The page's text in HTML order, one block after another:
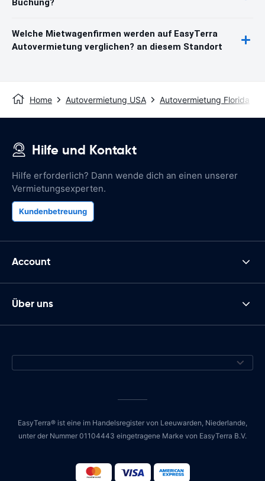
Buchung?
Welche Mietwagenfirmen werden auf EasyTerra
Autovermietung verglichen? an diesem Standort
Home Autovermietung USA Autovermietung Florida
Hilfe und Kontakt
Hilfe erforderlich? Dann wende dich an einen unserer
Vermietungsexperten.
Kundenbetreuung
Account
Über uns
EasyTerra® ist eine im Handelsregister von Leeuwarden, Niederlande,
unter der Nummer 01104443 eingetragene Marke von EasyTerra B.V.